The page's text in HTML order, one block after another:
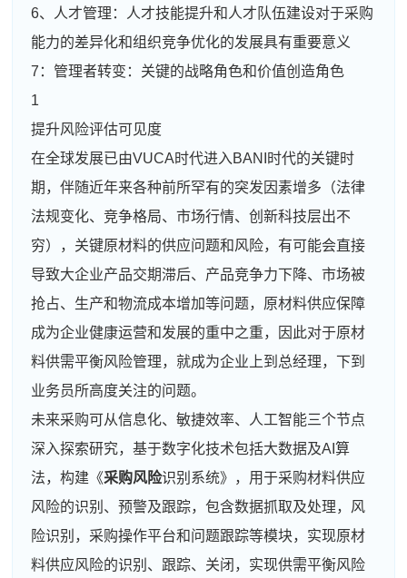
6、人才管理：人才技能提升和人才队伍建设对于采购
能力的差异化和组织竞争优化的发展具有重要意义
7：管理者转变：关键的战略角色和价值创造角色
1
提升风险评估可见度
在全球发展已由VUCA时代进入BANI时代的关键时
期，伴随近年来各种前所罕有的突发因素增多（法律
法规变化、竞争格局、市场行情、创新科技层出不
穷），关键原材料的供应问题和风险，有可能会直接
导致大企业产品交期滞后、产品竞争力下降、市场被
抢占、生产和物流成本增加等问题，原材料供应保障
成为企业健康运营和发展的重中之重，因此对于原材
料供需平衡风险管理，就成为企业上到总经理，下到
业务员所高度关注的问题。
未来采购可从信息化、敏捷效率、人工智能三个节点
深入探索研究，基于数字化技术包括大数据及AI算
法，构建《采购风险识别系统》，用于采购材料供应
风险的识别、预警及跟踪，包含数据抓取及处理，风
险识别，采购操作平台和问题跟踪等模块，实现原材
料供应风险的识别、跟踪、关闭，实现供需平衡风险